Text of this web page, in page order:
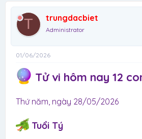
T trungdacbiet
Administrator
01/06/2026
Tử vi hôm nay 12
Thứ năm, ngày 28/05/2026
Tuổi Tý